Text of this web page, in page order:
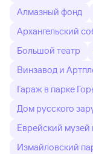
Алмазный фонд
Архангельский
Большой театр
Винзавод и
Гараж в парке
Дом русского
Еврейский музей
Измайловский